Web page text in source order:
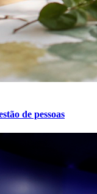
de pessoas